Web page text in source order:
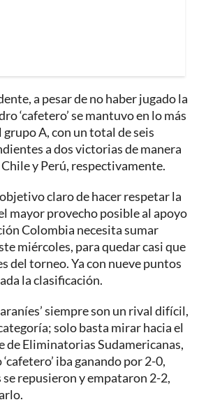
a pesar de no haber jugado la
‘cafetero’ se mantuvo en lo más
A, con un total de seis
a dos victorias de manera
y Perú, respectivamente.
claro de hacer respetar la
mayor provecho posible al apoyo
Colombia necesita sumar
miércoles, para quedar casi que
del torneo. Ya con nueve puntos
la clasificación.
siempre son un rival difícil,
solo basta mirar hacia el
de Eliminatorias Sudamericanas,
iba ganando por 2-0,
repusieron y empataron 2-2,